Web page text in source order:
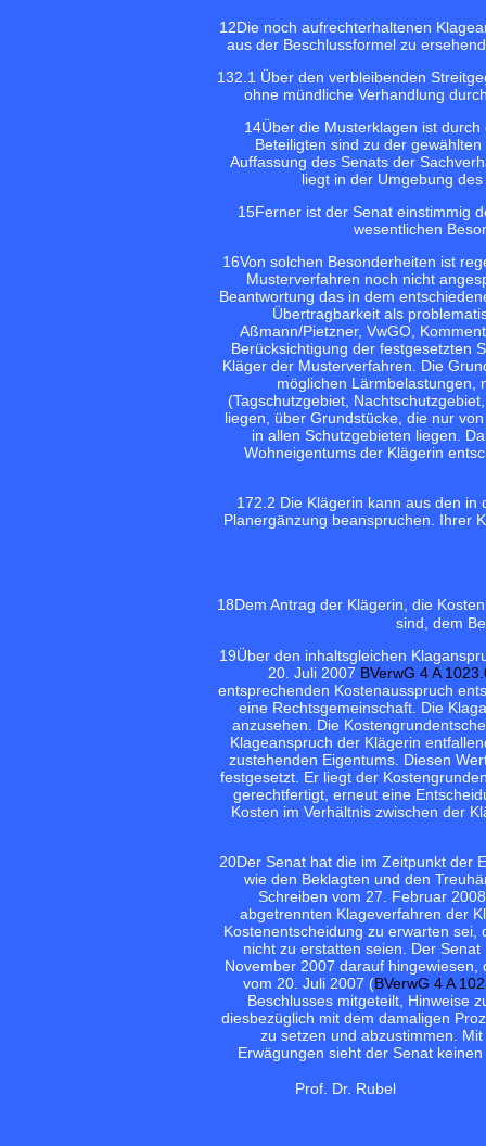
12Die noch aufrechterhaltenen
aus der Beschlussformel zu
132.1 Über den verbleibenden
ohne mündliche Verhandlung
14Über die Musterklagen ist
Beteiligten sind zu der
Auffassung des Senats der
liegt in der Umgebung
15Ferner ist der Senat einstimmig
wesentlichen
16Von solchen Besonderheiten ist
Musterverfahren noch nicht
Beantwortung das in dem
Übertragbarkeit als
Aßmann/Pietzner, VwGO,
Berücksichtigung der festgesetzten
Kläger der Musterverfahren. Die
möglichen Lärmbelastungen,
(Tagschutzgebiet,
liegen, über Grundstücke, die nur
in allen Schutzgebieten liegen.
Wohneigentums der Klägerin
172.2 Die Klägerin kann aus den
Planergänzung beanspruchen. Ihrer
18Dem Antrag der Klägerin, die
sind, dem
19Über den inhaltsgleichen
20. Juli 2007 BVerwG 4 A
entsprechenden Kostenausspruch
eine Rechtsgemeinschaft. Die
anzusehen. Die
Klageanspruch der Klägerin
zustehenden Eigentums. Diesen
festgesetzt. Er liegt der
gerechtfertigt, erneut eine
Kosten im Verhältnis zwischen der
20Der Senat hat die im Zeitpunkt der
wie den Beklagten und den
Schreiben vom 27. Februar
abgetrennten Klageverfahren der
Kostenentscheidung zu erwarten
nicht zu erstatten seien. Der
November 2007 darauf
vom 20. Juli 2007 (BVerwG 4 A
Beschlusses mitgeteilt, Hinweise
diesbezüglich mit dem damaligen
zu setzen und abzustimmen.
Erwägungen sieht der Senat
Prof. Dr. Rubel